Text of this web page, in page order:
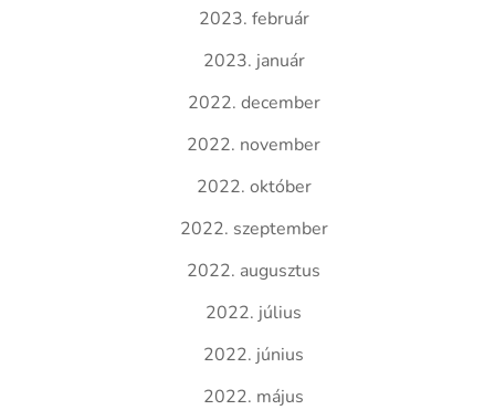
2023. február
2023. január
2022. december
2022. november
2022. október
2022. szeptember
2022. augusztus
2022. július
2022. június
2022. május